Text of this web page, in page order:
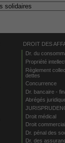
DROIT DES
Dr. du
Propriété
Règlement
dettes
Concurrence
Dr. bancaire -
Abrégés
Droit médical
Droit commercial
Dr. pénal des
Dr. des